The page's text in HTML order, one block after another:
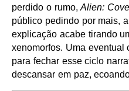
perdido o rumo,Alien:
público pedindo por mais,
explicação acabe tirando
xenomorfos. Uma eventual
para fechar esse ciclo
descansar em paz,